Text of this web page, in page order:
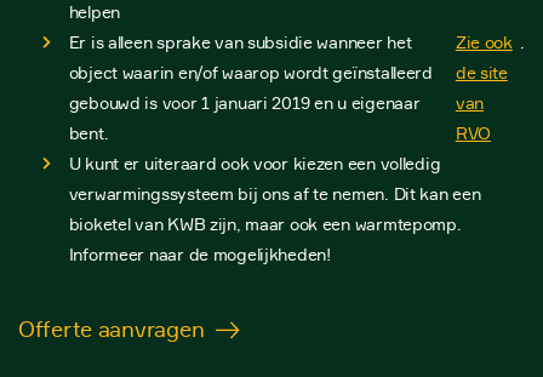
helpen
Er is alleen sprake van subsidie wanneer het
object waarin en/of waarop wordt geïnstalleerd
gebouwd is voor 1 januari 2019 en u eigenaar
bent.
Zie ook
de site
van
RVO
U kunt er uiteraard ook voor kiezen een volledig
verwarmingssysteem bij ons af te nemen. Dit kan een
bioketel van KWB zijn, maar ook een warmtepomp.
Informeer naar de mogelijkheden!
Offerte aanvragen